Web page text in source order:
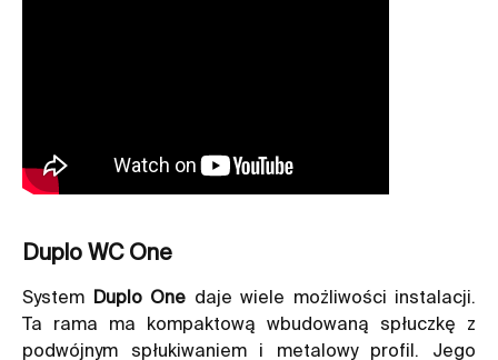
Duplo WC One
System Duplo One daje wiele możliwości instalacji.
Ta rama ma kompaktową wbudowaną spłuczkę z
podwójnym spłukiwaniem i metalowy profil. Jego